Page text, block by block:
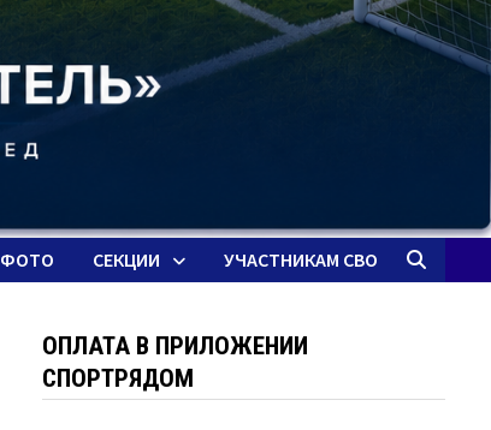
ФОТО СЕКЦИИ УЧАСТНИКАМ СВО
ОПЛАТА В ПРИЛОЖЕНИИ
СПОРТРЯДОМ